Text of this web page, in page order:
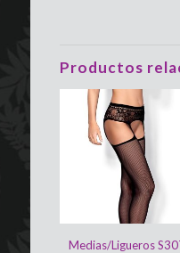
Productos
Medias/Ligueros